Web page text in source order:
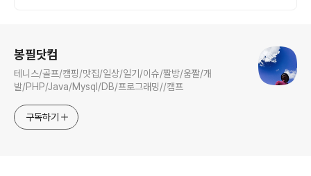
봉필닷컴
테니스/골프/캠핑/맛집/일상/일기/이슈/짤방/움짤/개
발/PHP/Java/Mysql/DB/프로그래밍//캠프
구독하기